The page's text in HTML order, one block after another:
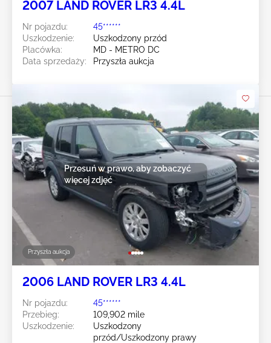
2007 LAND ROVER LR3 4.4L
Nr pojazdu:
45******
Uszkodzenie:
Uszkodzony przód
Placówka:
MD - METRO DC
Data sprzedaży:
Przyszła aukcja
Przyszła aukcja
Przesuń w prawo, aby zobaczyć
więcej zdjęć
2006 LAND ROVER LR3 4.4L
Nr pojazdu:
45******
Przebieg:
109,902 mile
Uszkodzenie:
Uszkodzony
przód/Uszkodzony prawy